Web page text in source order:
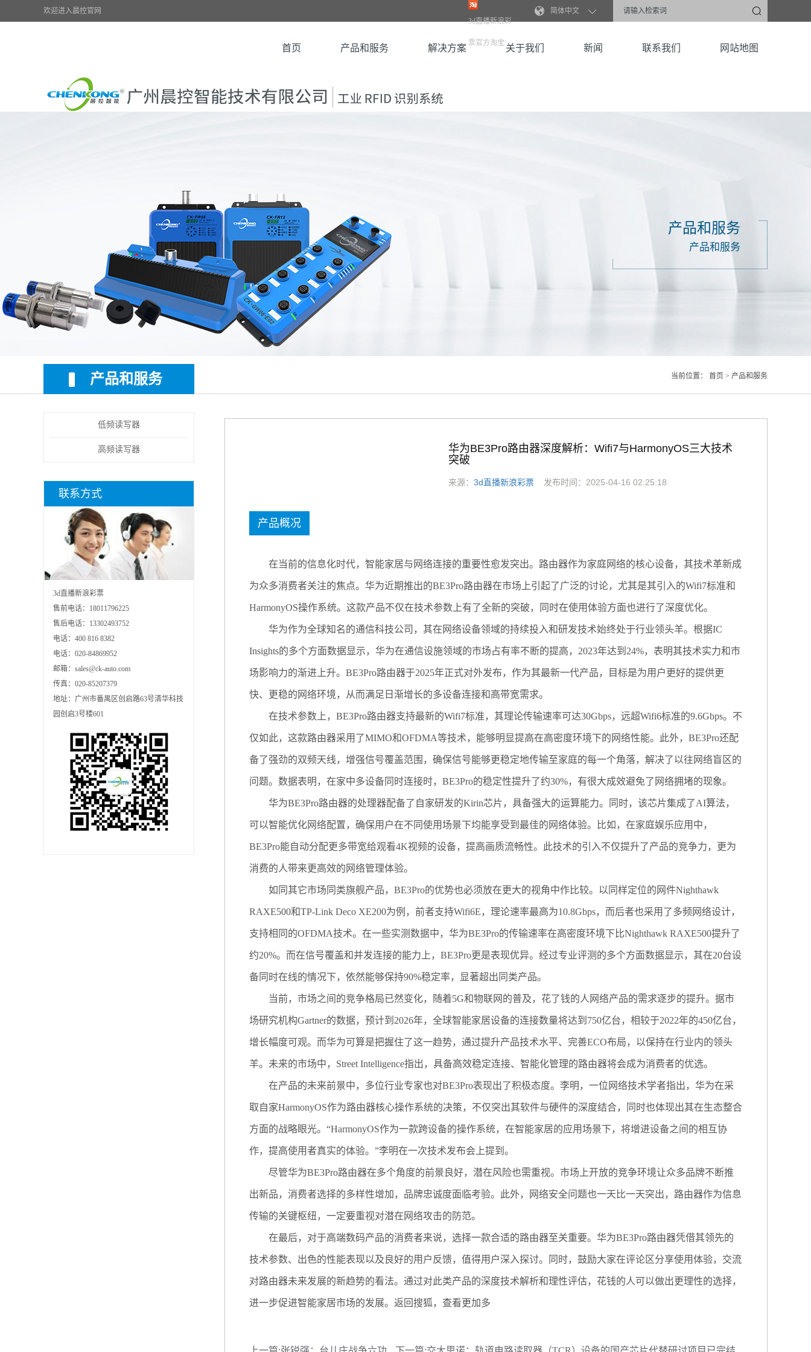
3d直播新浪彩
票官方淘宝
简体中文
欢迎进入晨控官网
首页 产品和服务 解决方案 关于我们 新闻 联系我们 网站地图
产品和服务
产品和服务
当前位置： 首页 > 产品和服务
产品和服务
低频读写器
高频读写器
联系方式
3d直播新浪彩票
售前电话：18011796225
售后电话：13302493752
电话：400 816 8382
电话：020-84869952
邮箱：sales@ck-auto.com
传真：020-85207379
地址：广州市番禺区创启路63号清华科技
园创启3号楼601
华为BE3Pro路由器深度解析：Wifi7与HarmonyOS三大技术
突破
来源： 3d直播新浪彩票 发布时间：2025-04-16 02:25:18
产品概况
在当前的信息化时代，智能家居与网络连接的重要性愈发突出。路由器作为家庭网络的核心设备，其技术革新成
为众多消费者关注的焦点。华为近期推出的BE3Pro路由器在市场上引起了广泛的讨论，尤其是其引入的Wifi7标准和
HarmonyOS操作系统。这款产品不仅在技术参数上有了全新的突破，同时在使用体验方面也进行了深度优化。
华为作为全球知名的通信科技公司，其在网络设备领域的持续投入和研发技术始终处于行业领头羊。根据IC
Insights的多个方面数据显示，华为在通信设施领域的市场占有率不断的提高，2023年达到24%，表明其技术实力和市
场影响力的渐进上升。BE3Pro路由器于2025年正式对外发布，作为其最新一代产品，目标是为用户更好的提供更
快、更稳的网络环境，从而满足日渐增长的多设备连接和高带宽需求。
在技术参数上，BE3Pro路由器支持最新的Wifi7标准，其理论传输速率可达30Gbps，远超Wifi6标准的9.6Gbps。不
仅如此，这款路由器采用了MIMO和OFDMA等技术，能够明显提高在高密度环境下的网络性能。此外，BE3Pro还配
备了强劲的双频天线，增强信号覆盖范围，确保信号能够更稳定地传输至家庭的每一个角落，解决了以往网络盲区的
问题。数据表明，在家中多设备同时连接时，BE3Pro的稳定性提升了约30%，有很大成效避免了网络拥堵的现象。
华为BE3Pro路由器的处理器配备了自家研发的Kirin芯片，具备强大的运算能力。同时，该芯片集成了AI算法，
可以智能优化网络配置，确保用户在不同使用场景下均能享受到最佳的网络体验。比如，在家庭娱乐应用中，
BE3Pro能自动分配更多带宽给观看4K视频的设备，提高画质流畅性。此技术的引入不仅提升了产品的竞争力，更为
消费的人带来更高效的网络管理体验。
如同其它市场同类旗舰产品，BE3Pro的优势也必须放在更大的视角中作比较。以同样定位的网件Nighthawk
RAXE500和TP-Link Deco XE200为例，前者支持Wifi6E，理论速率最高为10.8Gbps，而后者也采用了多频网络设计，
支持相同的OFDMA技术。在一些实测数据中，华为BE3Pro的传输速率在高密度环境下比Nighthawk RAXE500提升了
约20%。而在信号覆盖和并发连接的能力上，BE3Pro更是表现优异。经过专业评测的多个方面数据显示，其在20台设
备同时在线的情况下，依然能够保持90%稳定率，显著超出同类产品。
当前，市场之间的竞争格局已然变化，随着5G和物联网的普及，花了钱的人网络产品的需求逐步的提升。据市
场研究机构Gartner的数据，预计到2026年，全球智能家居设备的连接数量将达到750亿台，相较于2022年的450亿台，
增长幅度可观。而华为可算是把握住了这一趋势，通过提升产品技术水平、完善ECO布局，以保持在行业内的领头
羊。未来的市场中，Street Intelligence指出，具备高效稳定连接、智能化管理的路由器将会成为消费者的优选。
在产品的未来前景中，多位行业专家也对BE3Pro表现出了积极态度。李明，一位网络技术学者指出，华为在采
取自家HarmonyOS作为路由器核心操作系统的决策，不仅突出其软件与硬件的深度结合，同时也体现出其在生态整合
方面的战略眼光。“HarmonyOS作为一款跨设备的操作系统，在智能家居的应用场景下，将增进设备之间的相互协
作，提高使用者真实的体验。”李明在一次技术发布会上提到。
尽管华为BE3Pro路由器在多个角度的前景良好，潜在风险也需重视。市场上开放的竞争环境让众多品牌不断推
出新品，消费者选择的多样性增加，品牌忠诚度面临考验。此外，网络安全问题也一天比一天突出，路由器作为信息
传输的关键枢纽，一定要重视对潜在网络攻击的防范。
在最后，对于高端数码产品的消费者来说，选择一款合适的路由器至关重要。华为BE3Pro路由器凭借其领先的
技术参数、出色的性能表现以及良好的用户反馈，值得用户深入探讨。同时，鼓励大家在评论区分享使用体验，交流
对路由器未来发展的新趋势的看法。通过对此类产品的深度技术解析和理性评估，花钱的人可以做出更理性的选择，
进一步促进智能家居市场的发展。返回搜狐，查看更加多